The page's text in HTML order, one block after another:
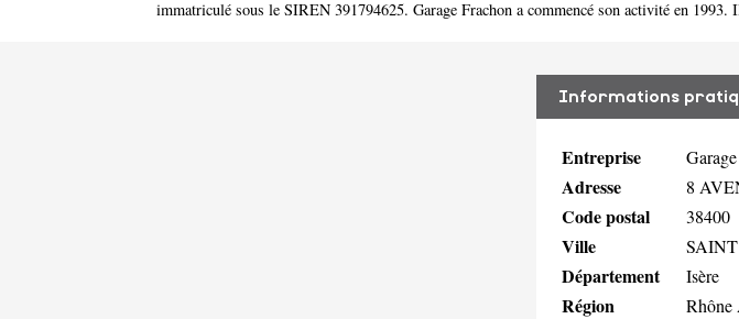
immatriculé sous le SIREN 391794625. Garage Frachon a commencé son activité en 1993.
Informations
Entreprise
Adresse 8
Code postal 38400
Ville
Département Isère
Région Rhône